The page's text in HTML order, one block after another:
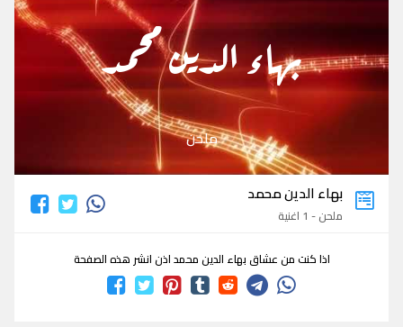
بهاء الدين محمد
ملحن
بهاء الدين محمد
ملحن - 1 اغنية
اذا كنت من عشاق بهاء الدين محمد اذن انشر هذه الصفحة